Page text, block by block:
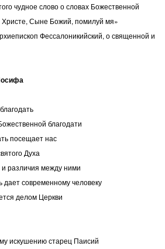
чудное слово о словах Божественной
Сыне Божий, помилуй мя»
Фессалоникийский, о священной и
благодати
посещает нас
Духа
различия между ними
дает современному человеку
делом Церкви
искушению старец Паисий